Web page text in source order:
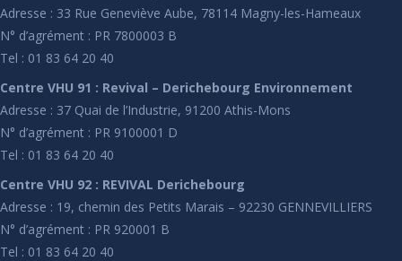
Adresse : 33 Rue Geneviève Aube, 78114 Magny-les-Hameaux
N° d’agrément : PR 7800003 B
Tel : 01 83 64 20 40
Centre VHU 91 : Revival – Derichebourg Environnement
Adresse : 37 Quai de l’Industrie, 91200 Athis-Mons
N° d’agrément : PR 9100001 D
Tel : 01 83 64 20 40
Centre VHU 92 : REVIVAL Derichebourg
Adresse : 19, chemin des Petits Marais – 92230 GENNEVILLIERS
N° d’agrément : PR 920001 B
Tel : 01 83 64 20 40